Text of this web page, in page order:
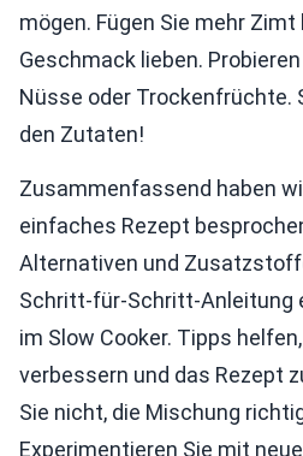
mögen. Fügen Sie mehr Zimt
Geschmack lieben.
Nüsse oder Trockenfrüchte.
den Zutaten!
Zusammenfassend haben
einfaches Rezept
Alternativen und
Schritt-für-Schritt-Anleitung
im Slow Cooker. Tipps
verbessern und das Rezept
Sie nicht, die Mischung
Experimentieren Sie mit